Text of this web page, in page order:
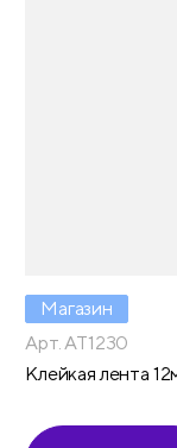
Магазин
Арт. AT1230
Клейкая лента